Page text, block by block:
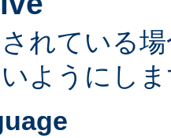
れている
ようにし